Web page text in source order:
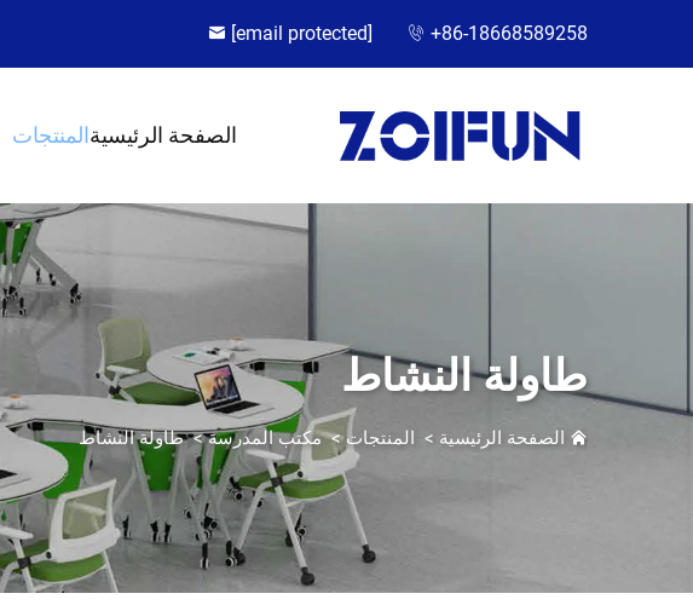
[email protected] +86-18668589258
الصفحة الرئيسيةالمنتجات
طاولة النشاط
الصفحة الرئيسية > المنتجات>مكتب المدرسة>طاولة النشاط